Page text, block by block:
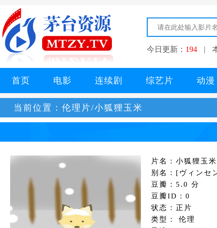
今日更新： 194 |
首页 电影 连续剧 综艺片 动漫
当前位置： 伦理片/小狐狸玉米
片名：小狐狸玉米
别名：[ヴィンセ
豆瓣：5.0 分
豆瓣ID：0
状态：正片
类型： 伦理